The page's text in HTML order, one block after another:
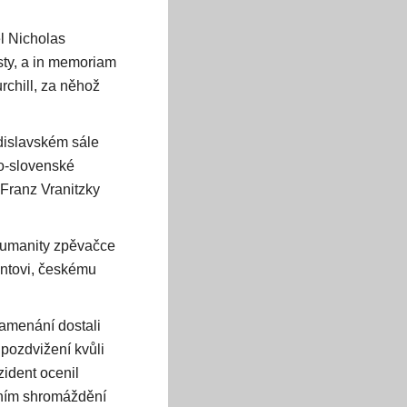
Nicholas
a in memoriam
za něhož
sále
slovenské
Vranitzky
zpěvačce
českému
dostali
kvůli
ocenil
shromáždění